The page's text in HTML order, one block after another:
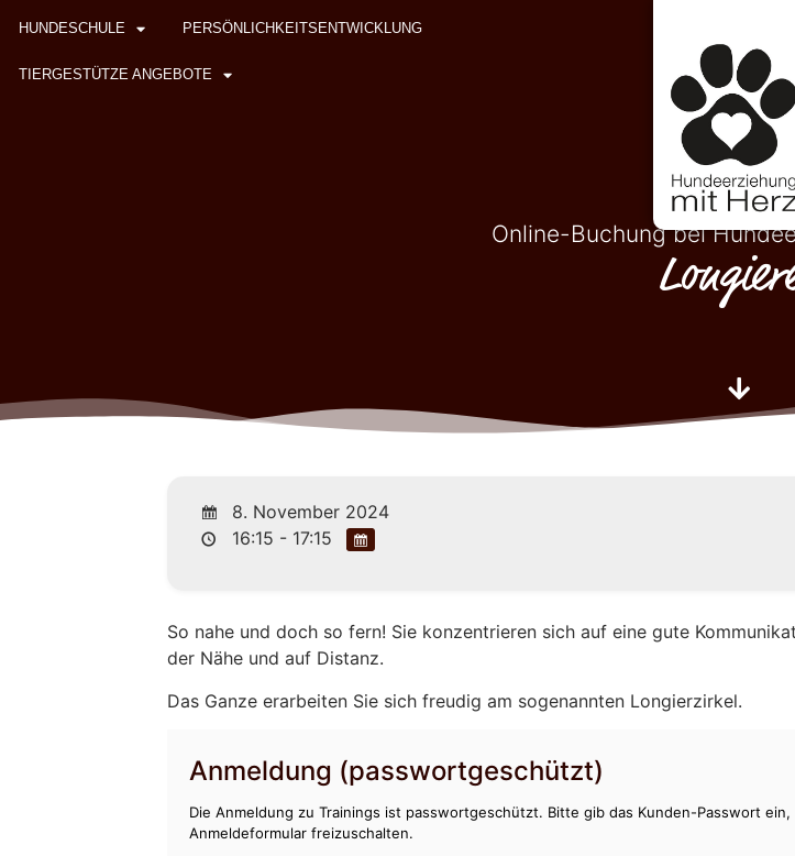
HUNDESCHULE PERSÖNLICHKEITSENTWICKLUNG
TIERGESTÜTZE ANGEBOTE
Online-Buchung bei
8. November 2024
16:15 - 17:15
So nahe und doch so fern! Sie konzentrieren sich auf eine gute
der Nähe und auf Distanz.
Das Ganze erarbeiten Sie sich freudig am sogenannten Longierzirkel.
Anmeldung (passwortgeschützt)
Die Anmeldung zu Trainings ist passwortgeschützt. Bitte gib das Kunden-Passwort ein,
Anmeldeformular freizuschalten.